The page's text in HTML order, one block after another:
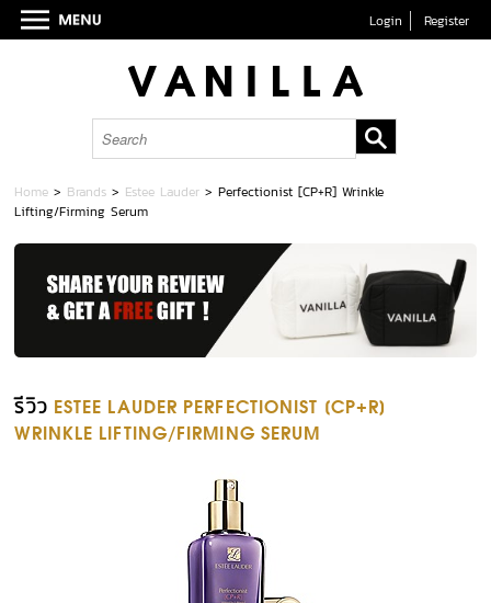
Login Register
Home > Brands > Estee Lauder >Perfectionist [CP+R] Wrinkle
Lifting/Firming Serum
รีวิว ESTEE LAUDER PERFECTIONIST [CP+R]
WRINKLE LIFTING/FIRMING SERUM